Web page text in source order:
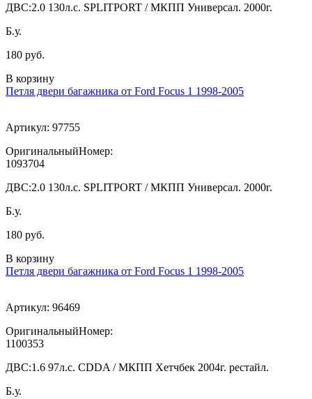
ДВС:2.0 130л.с. SPLITPORT / МКПП Универсал. 2000г.
Б.у.
180 руб.
В корзину
Петля двери багажника от Ford Focus 1 1998-2005
Артикул: 97755
ОригинальныйНомер:
1093704
ДВС:2.0 130л.с. SPLITPORT / МКПП Универсал. 2000г.
Б.у.
180 руб.
В корзину
Петля двери багажника от Ford Focus 1 1998-2005
Артикул: 96469
ОригинальныйНомер:
1100353
ДВС:1.6 97л.с. CDDA / МКПП Хетчбек 2004г. рестайл.
Б.у.